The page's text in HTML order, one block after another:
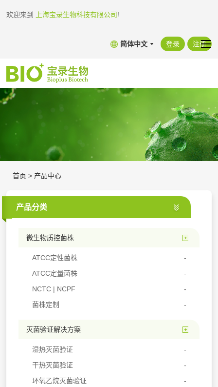
欢迎来到 上海宝录生物科技有限公司!
简体中文 登录 注册
首页 > 产品中心
产品分类
微生物质控菌株
ATCC定性菌株
ATCC定量菌株
NCTC | NCPF
菌株定制
灭菌验证解决方案
湿热灭菌验证
干热灭菌验证
环氧乙烷灭菌验证